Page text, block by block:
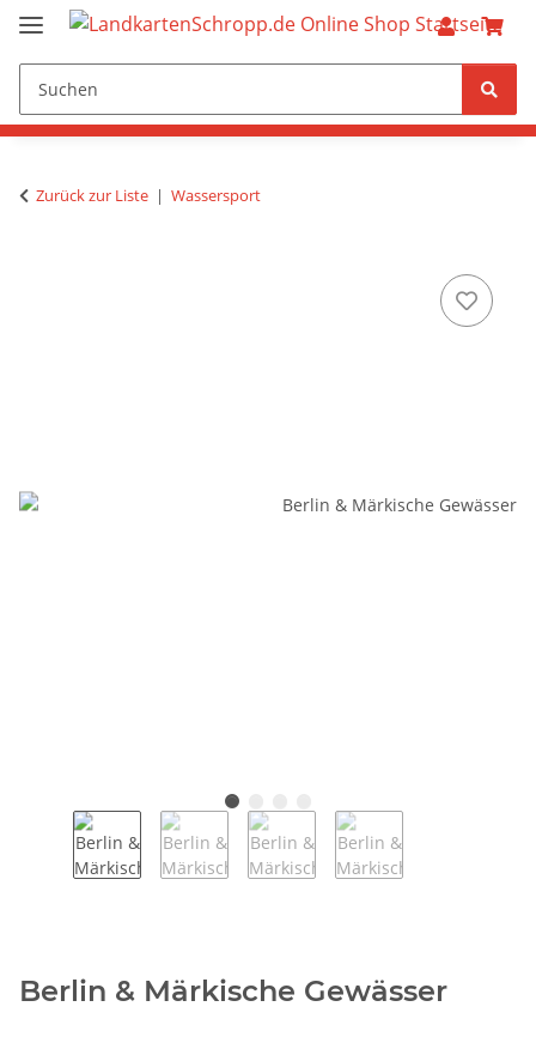
Zurück zur Liste Wassersport
Berlin & Märkische Gewässer